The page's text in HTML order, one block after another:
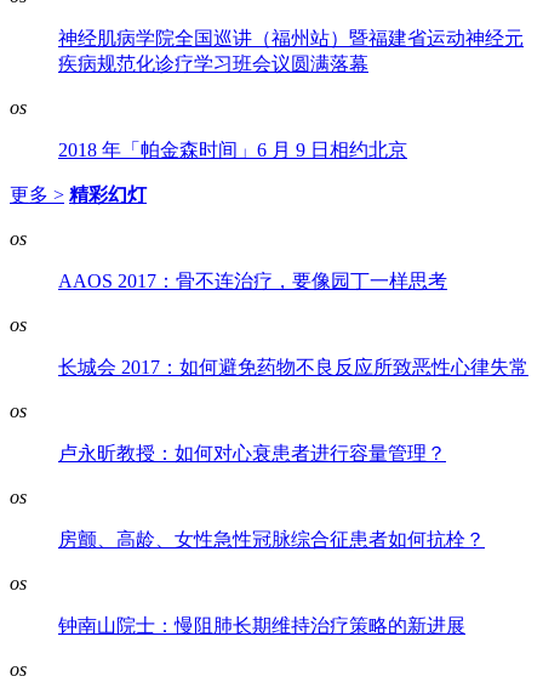
神经肌病学院全国巡讲（福州站）暨福建省运动神经元
疾病规范化诊疗学习班会议圆满落幕
os
2018 年「帕金森时间」6 月 9 日相约北京
更多 > 精彩幻灯
os
AAOS 2017：骨不连治疗，要像园丁一样思考
os
长城会 2017：如何避免药物不良反应所致恶性心律失常
os
卢永昕教授：如何对心衰患者进行容量管理？
os
房颤、高龄、女性急性冠脉综合征患者如何抗栓？
os
钟南山院士：慢阻肺长期维持治疗策略的新进展
os